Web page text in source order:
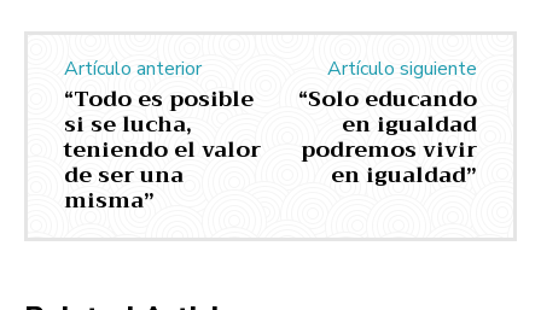
Artículo anterior
“Todo es posible
si se lucha,
teniendo el valor
de ser una
misma”
Artículo siguiente
“Solo educando
en igualdad
podremos vivir
en igualdad”